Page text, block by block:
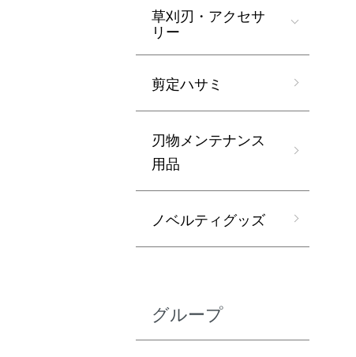
草刈刃・アクセサ
リー
剪定ハサミ
刃物メンテナンス
用品
ノベルティグッズ
グループ